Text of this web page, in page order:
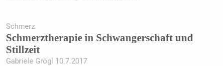
Schmerz
Schmerztherapie in Schwangerschaft und
Stillzeit
Gabriele Grögl 10.7.2017